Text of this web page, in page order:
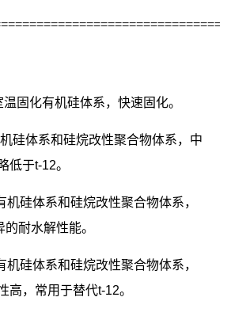
固化有机硅体系，快速固化。
硅体系和硅烷改性聚合物体系，中
低于t-12。
机硅体系和硅烷改性聚合物体系，
耐水解性能。
机硅体系和硅烷改性聚合物体系，
高，常用于替代t-12。